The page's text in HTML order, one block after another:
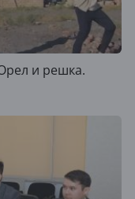
и решка.